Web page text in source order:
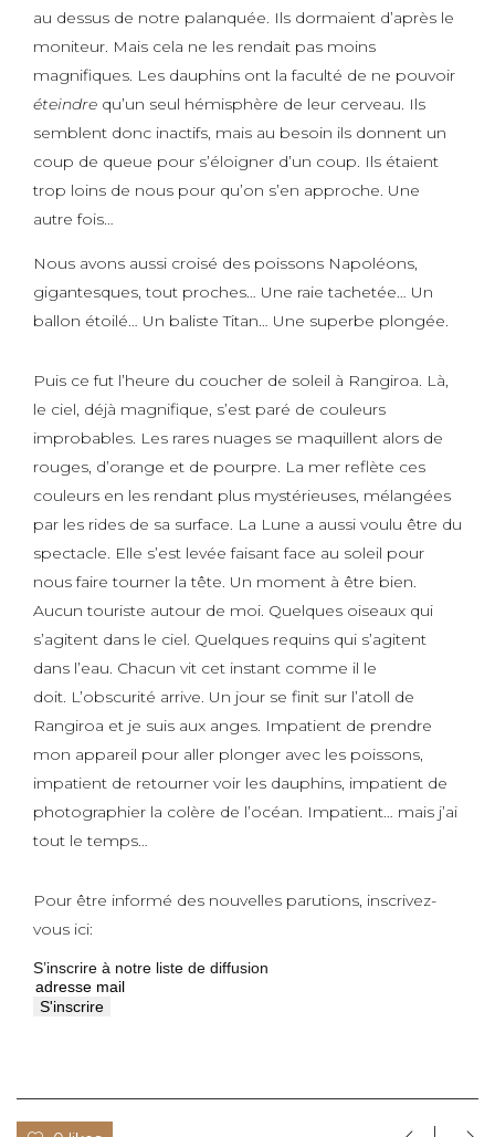
au dessus de notre palanquée. Ils dormaient d’après le
moniteur. Mais cela ne les rendait pas moins
magnifiques. Les dauphins ont la faculté de ne pouvoir
éteindre qu’un seul hémisphère de leur cerveau. Ils
semblent donc inactifs, mais au besoin ils donnent un
coup de queue pour s’éloigner d’un coup. Ils étaient
trop loins de nous pour qu’on s’en approche. Une
autre fois…
Nous avons aussi croisé des poissons Napoléons,
gigantesques, tout proches… Une raie tachetée… Un
ballon étoilé… Un baliste Titan… Une superbe plongée.
Puis ce fut l’heure du coucher de soleil à Rangiroa. Là,
le ciel, déjà magnifique, s’est paré de couleurs
improbables. Les rares nuages se maquillent alors de
rouges, d’orange et de pourpre. La mer reflète ces
couleurs en les rendant plus mystérieuses, mélangées
par les rides de sa surface. La Lune a aussi voulu être du
spectacle. Elle s’est levée faisant face au soleil pour
nous faire tourner la tête. Un moment à être bien.
Aucun touriste autour de moi. Quelques oiseaux qui
s’agitent dans le ciel. Quelques requins qui s’agitent
dans l’eau. Chacun vit cet instant comme il le
doit. L’obscurité arrive. Un jour se finit sur l’atoll de
Rangiroa et je suis aux anges. Impatient de prendre
mon appareil pour aller plonger avec les poissons,
impatient de retourner voir les dauphins, impatient de
photographier la colère de l’océan. Impatient… mais j’ai
tout le temps…
Pour être informé des nouvelles parutions, inscrivez-
vous ici:
S’inscrire à notre liste de diffusion